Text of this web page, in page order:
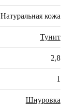
Натуральная кожа
Тунит
2,8
1
Шнуровка